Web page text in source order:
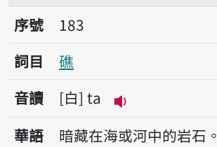
序號183礁
序號
183
詞目
礁
音讀
白 ta
播放音讀ta
華語
暗藏在海或河中的岩石。